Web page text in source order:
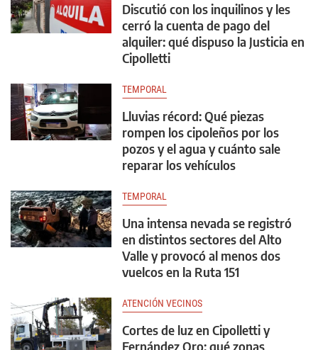
Discutió con los inquilinos y les
cerró la cuenta de pago del
alquiler: qué dispuso la Justicia en
Cipolletti
TEMPORAL
Lluvias récord: Qué piezas
rompen los cipoleños por los
pozos y el agua y cuánto sale
reparar los vehículos
TEMPORAL
Una intensa nevada se registró
en distintos sectores del Alto
Valle y provocó al menos dos
vuelcos en la Ruta 151
ATENCIÓN VECINOS
Cortes de luz en Cipolletti y
Fernández Oro: qué zonas